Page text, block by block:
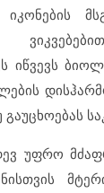
იწვევს
გაუცხოებას
უფრო